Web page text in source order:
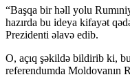
“Başqa bir həll yolu
hazırda bu ideya kifayət
Prezidenti əlavə edib.
O, açıq şəkildə bildirib ki,
referendumda Moldovanın